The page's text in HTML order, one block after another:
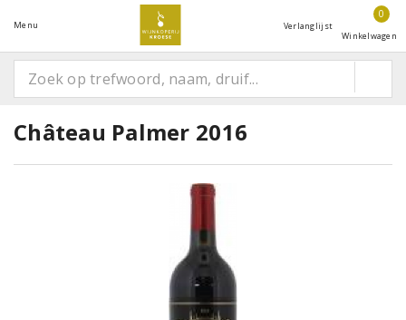
Menu Verlanglijst
0
Winkelwagen
Château Palmer 2016